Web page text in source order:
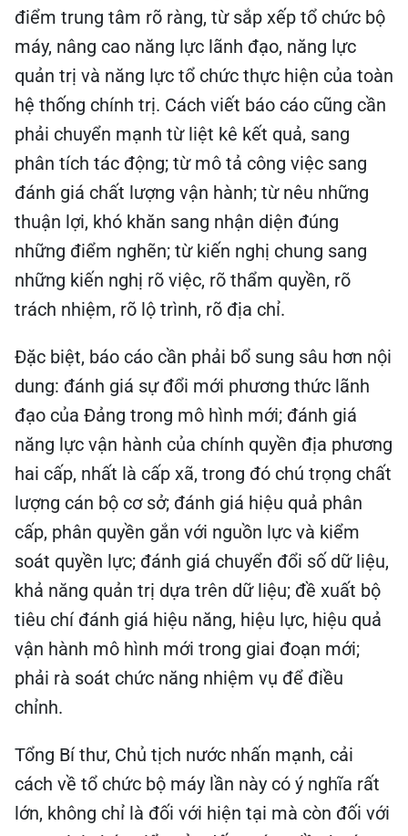
điểm trung tâm rõ ràng, từ sắp xếp tổ chức bộ
máy, nâng cao năng lực lãnh đạo, năng lực
quản trị và năng lực tổ chức thực hiện của toàn
hệ thống chính trị. Cách viết báo cáo cũng cần
phải chuyển mạnh từ liệt kê kết quả, sang
phân tích tác động; từ mô tả công việc sang
đánh giá chất lượng vận hành; từ nêu những
thuận lợi, khó khăn sang nhận diện đúng
những điểm nghẽn; từ kiến nghị chung sang
những kiến nghị rõ việc, rõ thẩm quyền, rõ
trách nhiệm, rõ lộ trình, rõ địa chỉ.
Đặc biệt, báo cáo cần phải bổ sung sâu hơn nội
dung: đánh giá sự đổi mới phương thức lãnh
đạo của Đảng trong mô hình mới; đánh giá
năng lực vận hành của chính quyền địa phương
hai cấp, nhất là cấp xã, trong đó chú trọng chất
lượng cán bộ cơ sở; đánh giá hiệu quả phân
cấp, phân quyền gắn với nguồn lực và kiểm
soát quyền lực; đánh giá chuyển đổi số dữ liệu,
khả năng quản trị dựa trên dữ liệu; đề xuất bộ
tiêu chí đánh giá hiệu năng, hiệu lực, hiệu quả
vận hành mô hình mới trong giai đoạn mới;
phải rà soát chức năng nhiệm vụ để điều
chỉnh.
Tổng Bí thư, Chủ tịch nước nhấn mạnh, cải
cách về tổ chức bộ máy lần này có ý nghĩa rất
lớn, không chỉ là đối với hiện tại mà còn đối với